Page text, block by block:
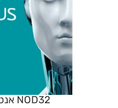
NOD32 אנטי וירוס – לשנה אחת